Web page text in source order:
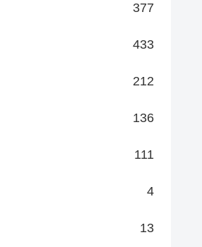
377
433
212
136
111
4
13